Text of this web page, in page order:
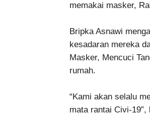
memakai masker,
Bripka Asnawi
kesadaran mereka
Masker, Mencuci
rumah.
“Kami akan selalu
mata rantai Civi-